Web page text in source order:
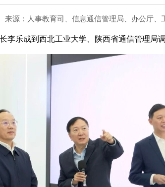
来源： 人事教育司、信息通信管理局、办公厅、
李乐成到西北工业大学、陕西省通信管理局调